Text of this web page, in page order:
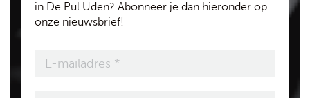
in De Pul Uden? Abonneer je dan hieronder op
onze nieuwsbrief!